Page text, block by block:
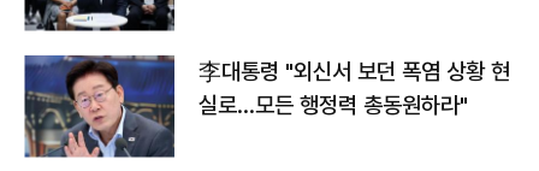
李대통령 "외신서 보던 폭염 상황 현
실로…모든 행정력 총동원하라"